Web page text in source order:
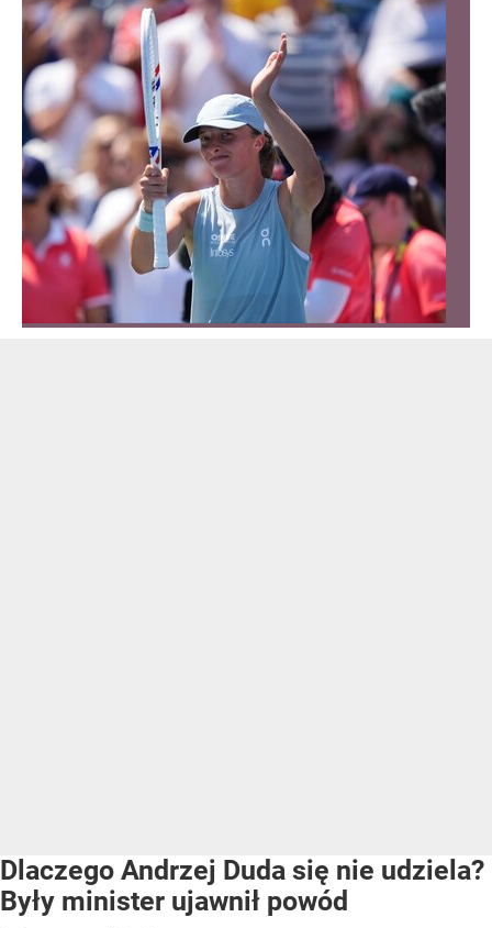
Dlaczego Andrzej Duda się nie udziela?
Były minister ujawnił powód